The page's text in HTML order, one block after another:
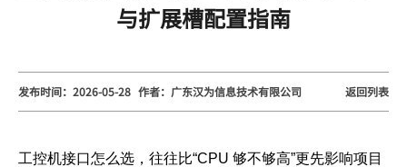
与扩展槽配置指南
发布时间：2026-05-28 作者：广东汉为信息技术有限公司 返回列表
工控机接口怎么选，往往比“CPU 够不够高”更先影响项目